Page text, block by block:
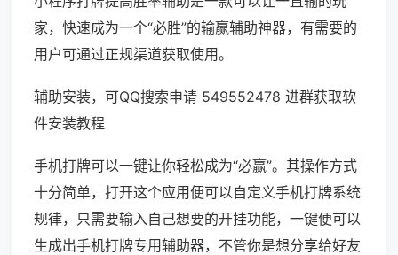
家，快速成为一个“必胜”的输赢辅助神器，有需要的
用户可通过正规渠道获取使用。
辅助安装，可QQ搜索申请 549552478 进群获取软
件安装教程
手机打牌可以一键让你轻松成为“必赢”。其操作方式
十分简单，打开这个应用便可以自定义手机打牌系统
规律，只需要输入自己想要的开挂功能，一键便可以
生成出手机打牌专用辅助器，不管你是想分享给好友